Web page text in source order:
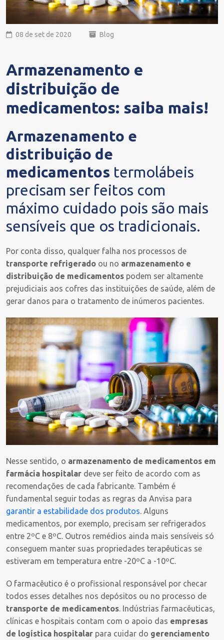
08 de set de 2020 Blog
Armazenamento e
distribuição de
medicamentos: saiba mais!
Armazenamento e
distribuição de
medicamentos termolábeis
precisam ser feitos com
máximo cuidado pois são mais
sensíveis que os tradicionais.
Por conta disso, qualquer falha nos processos de
transporte refrigerado ou no armazenamento e
distribuição de medicamentos podem ser altamente
prejudiciais aos cofres das instituições de saúde, além de
gerar danos para o tratamento de inúmeros pacientes.
Nesse sentido, o armazenamento de medicamentos em
farmácia hospitalar deve ser feito de acordo com as
recomendações de cada fabricante. Também é
fundamental seguir todas as regras da Anvisa para
garantir a estabilidade dos produtos. Alguns
medicamentos, por exemplo, precisam ser refrigerados
entre 2ºC e 8ºC. Outros remédios ainda mais sensíveis só
conseguem manter suas propriedades terapêuticas se
estiveram em temperatura entre -20ºC a -10ºC.
O farmacêutico é o profissional responsável por checar
todos esses detalhes nos depósitos ou no processo de
transporte de medicamentos. Indústrias farmacêuticas,
clínicas e hospitais contam com o apoio das empresas
de logística hospitalar para cuidar do gerenciamento